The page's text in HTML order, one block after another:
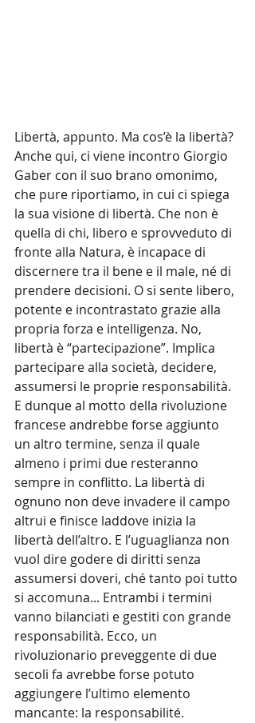
Libertà, appunto. Ma cos’è la libertà?
Anche qui, ci viene incontro Giorgio
Gaber con il suo brano omonimo,
che pure riportiamo, in cui ci spiega
la sua visione di libertà. Che non è
quella di chi, libero e sprovveduto di
fronte alla Natura, è incapace di
discernere tra il bene e il male, né di
prendere decisioni. O si sente libero,
potente e incontrastato grazie alla
propria forza e intelligenza. No,
libertà è “partecipazione”. Implica
partecipare alla società, decidere,
assumersi le proprie responsabilità.
E dunque al motto della rivoluzione
francese andrebbe forse aggiunto
un altro termine, senza il quale
almeno i primi due resteranno
sempre in conflitto. La libertà di
ognuno non deve invadere il campo
altrui e finisce laddove inizia la
libertà dell’altro. E l’uguaglianza non
vuol dire godere di diritti senza
assumersi doveri, ché tanto poi tutto
si accomuna... Entrambi i termini
vanno bilanciati e gestiti con grande
responsabilità. Ecco, un
rivoluzionario preveggente di due
secoli fa avrebbe forse potuto
aggiungere l’ultimo elemento
mancante: la responsabilité.